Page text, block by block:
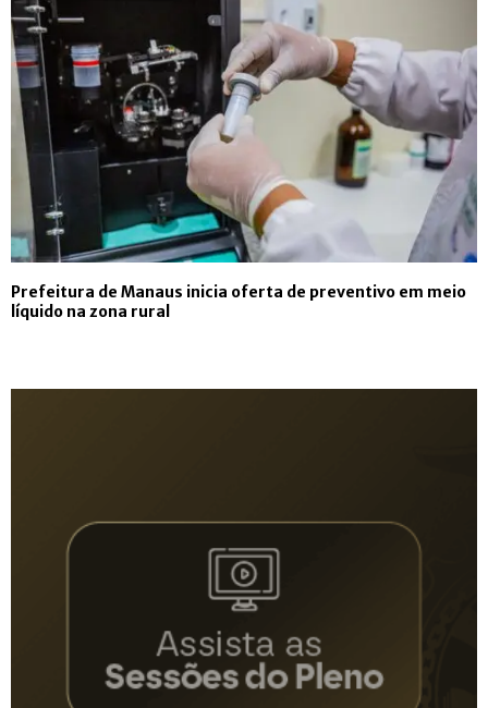
Prefeitura de Manaus inicia oferta de preventivo em meio
líquido na zona rural